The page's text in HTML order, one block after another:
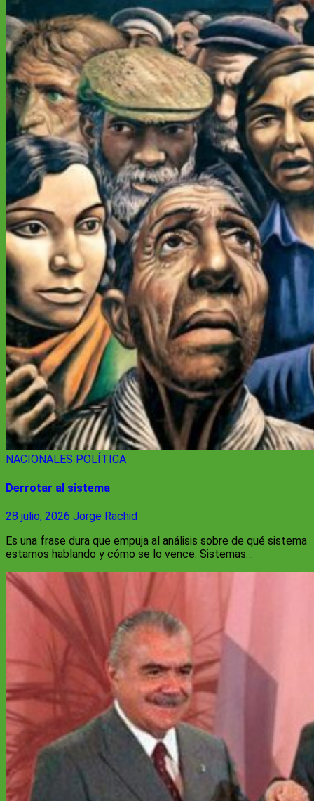
NACIONALES POLÍTICA
Derrotar al sistema
28 julio, 2026 Jorge Rachid
Es una frase dura que empuja al análisis sobre de qué sistema
estamos hablando y cómo se lo vence. Sistemas…